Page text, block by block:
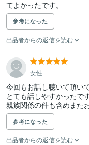
てよかったです。
参考になった
出品者からの返信を読む
女性
今回もお話し聴いて頂い
とても話しやすかったです
親族関係の件も含めまた
参考になった
出品者からの返信を読む